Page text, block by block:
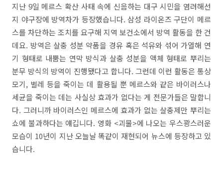
지난 9일 메르스 확산 사태 속에 신음하는 대구 시민을 염려해선
지 야구장에 방역차가 등장했습니다. 삼성 라이온즈 구단이 메르
스를 차단하는 조치를 요구해 지역 보건소에서 방역 활동을 한 건
데요. 방역은 살충 성분 약품을 경유 혹은 석유와 섞어 가열해 연
기 형태로 내뿜는 연막 방식과 살충 성분을 액체 형태로 뿌리는
분무 방식의 방역이 진행됐다고 합니다. 그런데 이런 활동은 통상
모기, 벌레 등을 죽이는 데 활용될 뿐 메르스와 같은 바이러스나
세균을 죽이는 데는 사실상 효과가 없다는 게 전문가들은 말합니
다. 그러니까 바이러스인 메르스에 효과가 없는 살충제만 뿌리는
쇼에 불과하다는 얘깁니다. 영화 <괴물>에 나오는 우스꽝스러운
모습이 10년이 지난 오늘날 똑같이 재현되어 뉴스에 등장하고 있
습니다.